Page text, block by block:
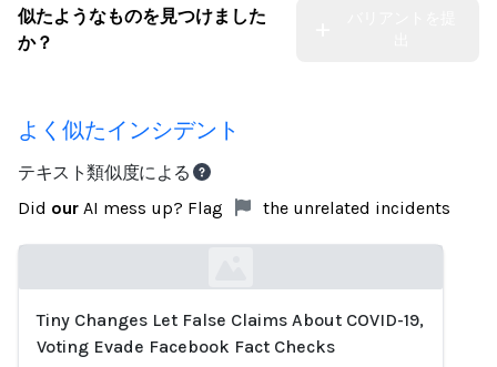
似たようなものを見つけました
か？
よく似たインシデント
テキスト類似度による
Did our AI mess up? Flag the unrelated incidents
Loading...
Tiny Changes Let False Claims About COVID-19,
Voting Evade Facebook Fact Checks